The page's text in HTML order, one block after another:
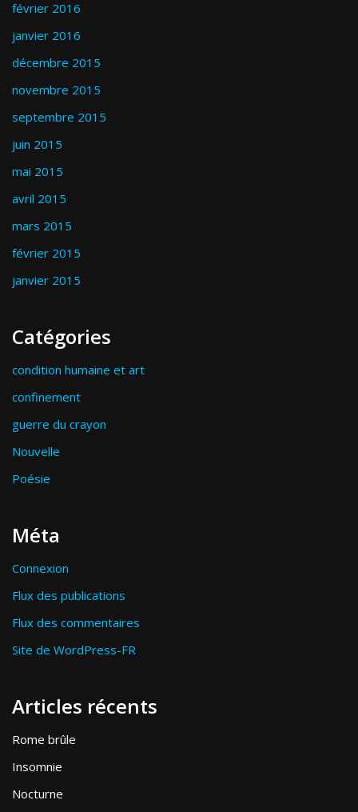
février 2016
janvier 2016
décembre 2015
novembre 2015
septembre 2015
juin 2015
mai 2015
avril 2015
mars 2015
février 2015
janvier 2015
Catégories
condition humaine et art
confinement
guerre du crayon
Nouvelle
Poésie
Méta
Connexion
Flux des publications
Flux des commentaires
Site de WordPress-FR
Articles récents
Rome brûle
Insomnie
Nocturne